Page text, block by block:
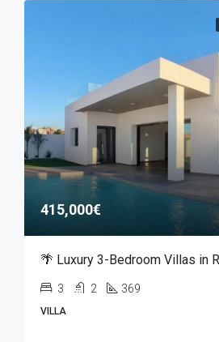
415,000€
🌴 Luxury 3-Bedroom Villas in
3 2 369
VILLA